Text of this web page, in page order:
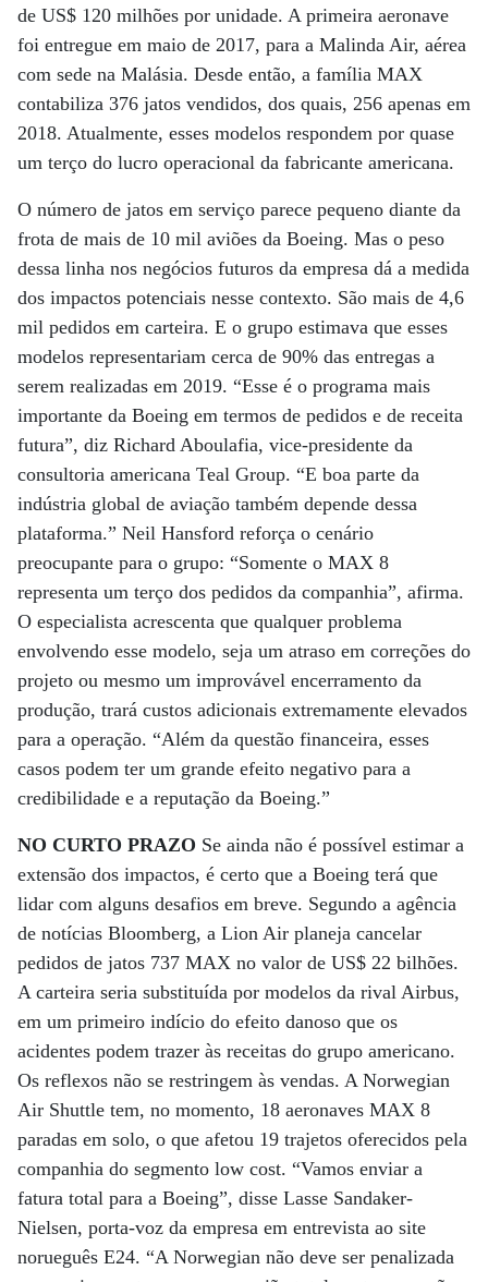
de US$ 120 milhões por unidade. A primeira aeronave
foi entregue em maio de 2017, para a Malinda Air, aérea
com sede na Malásia. Desde então, a família MAX
contabiliza 376 jatos vendidos, dos quais, 256 apenas em
2018. Atualmente, esses modelos respondem por quase
um terço do lucro operacional da fabricante americana.
O número de jatos em serviço parece pequeno diante da
frota de mais de 10 mil aviões da Boeing. Mas o peso
dessa linha nos negócios futuros da empresa dá a medida
dos impactos potenciais nesse contexto. São mais de 4,6
mil pedidos em carteira. E o grupo estimava que esses
modelos representariam cerca de 90% das entregas a
serem realizadas em 2019. “Esse é o programa mais
importante da Boeing em termos de pedidos e de receita
futura”, diz Richard Aboulafia, vice-presidente da
consultoria americana Teal Group. “E boa parte da
indústria global de aviação também depende dessa
plataforma.” Neil Hansford reforça o cenário
preocupante para o grupo: “Somente o MAX 8
representa um terço dos pedidos da companhia”, afirma.
O especialista acrescenta que qualquer problema
envolvendo esse modelo, seja um atraso em correções do
projeto ou mesmo um improvável encerramento da
produção, trará custos adicionais extremamente elevados
para a operação. “Além da questão financeira, esses
casos podem ter um grande efeito negativo para a
credibilidade e a reputação da Boeing.”
NO CURTO PRAZO Se ainda não é possível estimar a
extensão dos impactos, é certo que a Boeing terá que
lidar com alguns desafios em breve. Segundo a agência
de notícias Bloomberg, a Lion Air planeja cancelar
pedidos de jatos 737 MAX no valor de US$ 22 bilhões.
A carteira seria substituída por modelos da rival Airbus,
em um primeiro indício do efeito danoso que os
acidentes podem trazer às receitas do grupo americano.
Os reflexos não se restringem às vendas. A Norwegian
Air Shuttle tem, no momento, 18 aeronaves MAX 8
paradas em solo, o que afetou 19 trajetos oferecidos pela
companhia do segmento low cost. “Vamos enviar a
fatura total para a Boeing”, disse Lasse Sandaker-
Nielsen, porta-voz da empresa em entrevista ao site
norueguês E24. “A Norwegian não deve ser penalizada